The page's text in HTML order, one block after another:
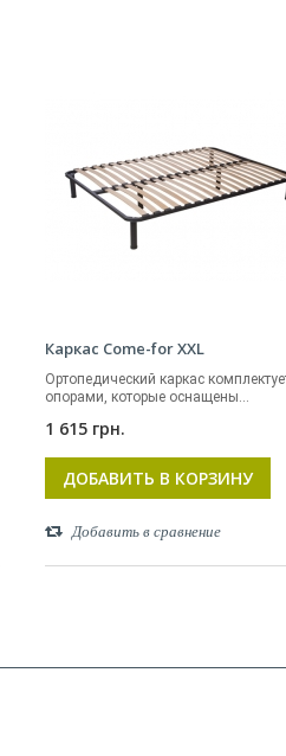
Каркас Come-for XXL
Ортопедический каркас
опорами, которые оснащены...
1 615 грн.
ДОБАВИТЬ В КОРЗИНУ
Добавить в сравнение